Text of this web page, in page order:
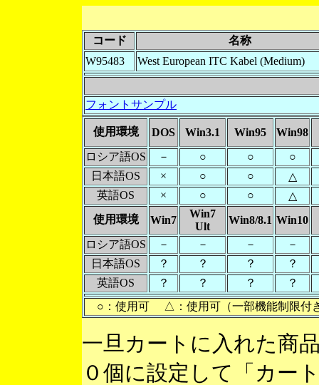
コード
名称
W95483
West European ITC Kabel (Medium)
フォントサンプル
使用環境 DOS Win3.1 Win95
Win98
ロシア語OS
－ ○ ○
○
日本語OS
× ○ ○
△
英語OS
× ○ ○
△
使用環境
Win7
Win7
Ult
Win8/8.1 Win10
ロシア語OS
－ － －
－
日本語OS
？ ？ ？
？
英語OS
？ ？ ？
？
○：使用可 △：使用可（一部機能制限
一旦カートに入れた商
０個に設定して「カー